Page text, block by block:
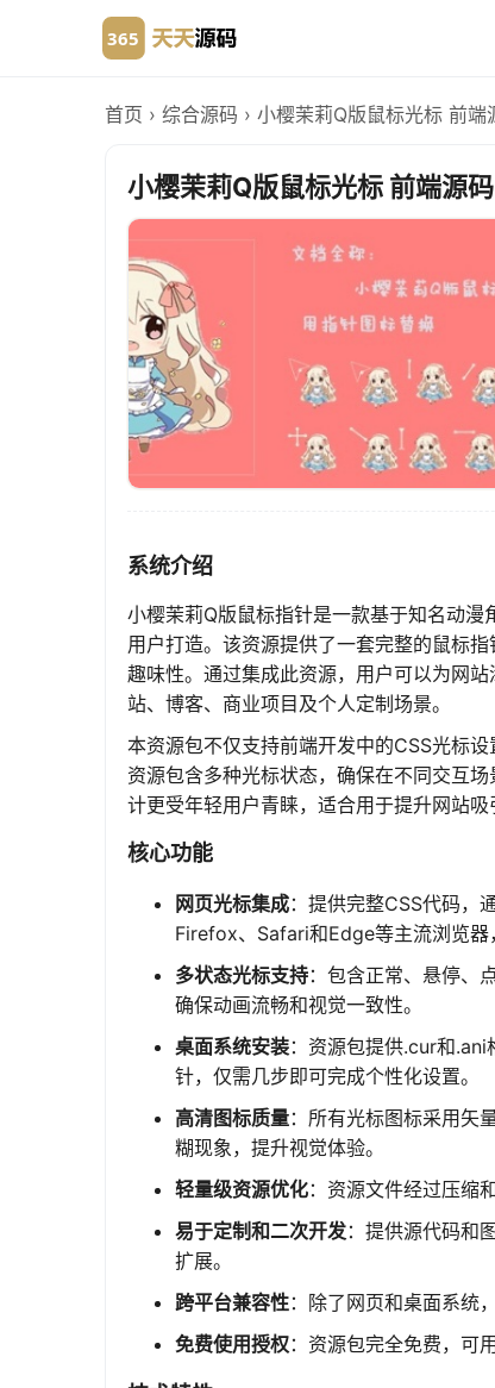
首页 › 综合源码 › 小樱茉莉Q版鼠标光标 前端
小樱茉莉Q版鼠标光标 前端源
系统介绍
小樱茉莉Q版鼠标指针是一款基于知名动
用户打造。该资源提供了一套完整的鼠标
趣味性。通过集成此资源，用户可以为网
站、博客、商业项目及个人定制场景。
本资源包不仅支持前端开发中的CSS光标
资源包含多种光标状态，确保在不同交互
计更受年轻用户青睐，适合用于提升网站吸
核心功能
网页光标集成：提供完整CSS代码，
Firefox、Safari和Edge等主流浏览器
多状态光标支持：包含正常、悬停、
确保动画流畅和视觉一致性。
桌面系统安装：资源包提供.cur和
针，仅需几步即可完成个性化设置。
高清图标质量：所有光标图标采用矢
糊现象，提升视觉体验。
轻量级资源优化：资源文件经过压缩
易于定制和二次开发：提供源代码和
扩展。
跨平台兼容性：除了网页和桌面系统
免费使用授权：资源包完全免费，可